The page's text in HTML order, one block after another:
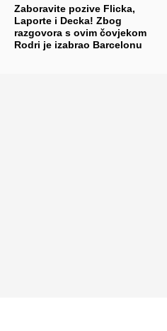
Zaboravite pozive Flicka,
Laporte i Decka! Zbog
razgovora s ovim čovjekom
Rodri je izabrao Barcelonu